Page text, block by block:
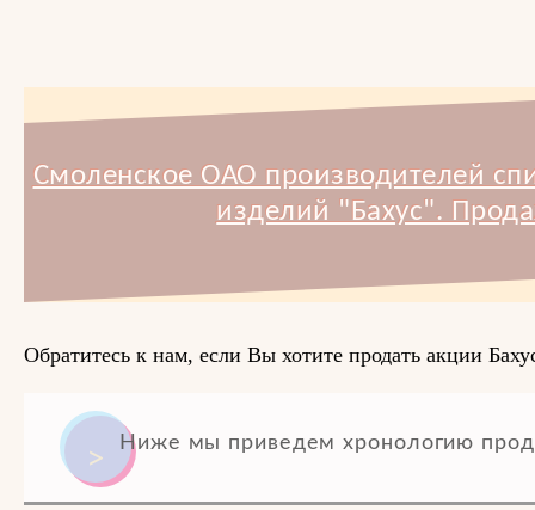
Смоленское ОАО производителей
изделий "Бахус".
Обратитесь к нам, если Вы хотите продать акции
Ниже мы приведем хронологию